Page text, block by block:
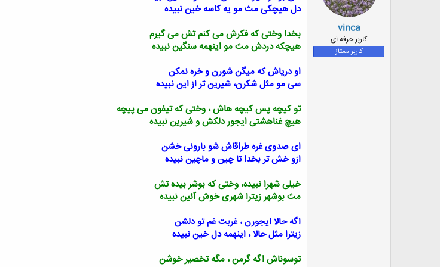
vinca
کاربر حرفه ای
کاربر ممتاز
دل هیچکی مث مو یه کاسه خین نبیده
بخدا وختی که فکرش می کنم تش می گیرم
هیچکه دردش مث مو اینهمه سنگین نبیده
او دریاش که میگن شورن و خره نمکن
سی مو مثل شکرن، شیرین تر از این نبیده
تو کیچه پس کیچه هاش ، وختی که تیفون می پیچه
هیچ غناهشتی ایجور دلکش و شیرین نبیده
ای صدوی غره طراقاش شو بارونی خشن
ازو خش تر بخدا تا چین و ماچین نبیده
خیلی شهرا نبیده، وختی که بوشر بیده تش
مث بوشهر زیترا شهری خوش آئین نبیده
اگه حالا ایجورن ، غربت غم تو دلشن
زیترا مثل حالا ، اینهمه دل خین نبیده
توسوناش اگه گرمن ، مگه تخصیر خوشن